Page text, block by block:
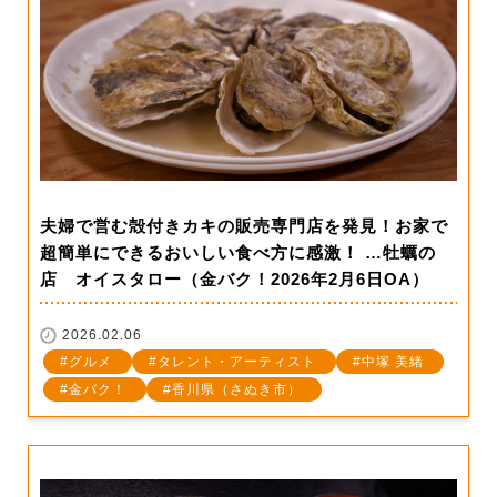
夫婦で営む殻付きカキの販売専門店を発見！お家で
超簡単にできるおいしい食べ方に感激！ …牡蠣の
店 オイスタロー（金バク！2026年2月6日OA）
2026.02.06
グルメ
タレント・アーティスト
中塚 美緒
金バク！
香川県（さぬき市）